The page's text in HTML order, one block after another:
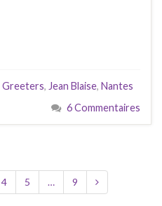
Greeters, Jean Blaise, Nantes
6 Commentaires
4 5 … 9